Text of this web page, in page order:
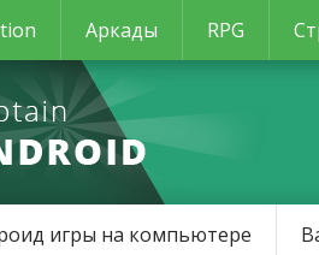
Аркады RPG
игры на компьютере